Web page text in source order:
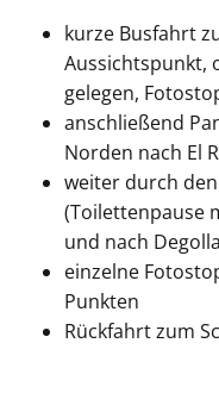
kurze Busfahrt
Aussichtspunkt,
gelegen,
anschließend
Norden nach El
weiter durch
(Toilettenpause
und nach
einzelne
Punkten
Rückfahrt zum